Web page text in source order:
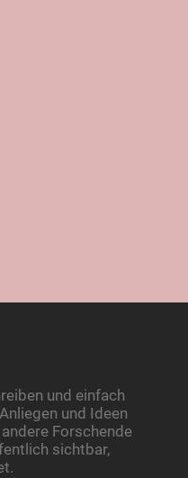
und einfach
und Ideen
Forschende
sichtbar,